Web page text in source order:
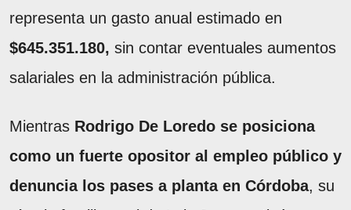
representa un gasto anual estimado en
$645.351.180, sin contar eventuales aumentos
salariales en la administración pública.
Mientras Rodrigo De Loredo se posiciona
como un fuerte opositor al empleo público y
denuncia los pases a planta en Córdoba, su